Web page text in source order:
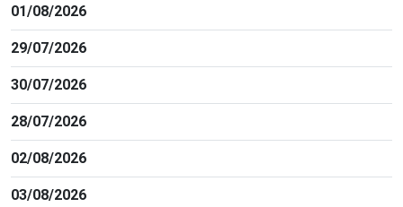
01/08/2026
29/07/2026
30/07/2026
28/07/2026
02/08/2026
03/08/2026